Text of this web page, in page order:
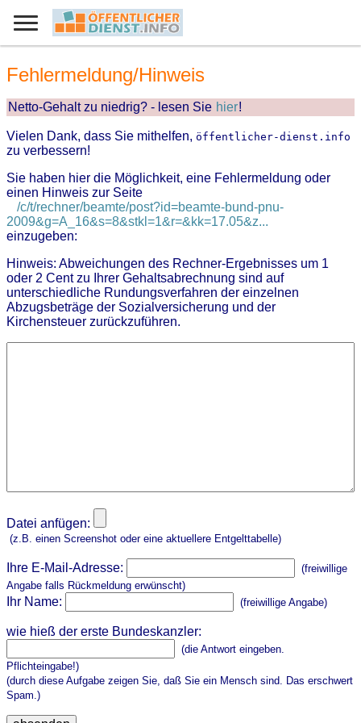
Fehlermeldung/Hinweis
Netto-Gehalt zu niedrig? - lesen Sie hier!
Vielen Dank, dass Sie mithelfen, öffentlicher-dienst.info
zu verbessern!
Sie haben hier die Möglichkeit, eine Fehlermeldung oder
einen Hinweis zur Seite
/c/t/rechner/beamte/post?id=beamte-bund-pnu-
2009&g=A_16&s=8&stkl=1&r=&kk=17.05&z...
einzugeben:
Hinweis: Abweichungen des Rechner-Ergebnisses um 1
oder 2 Cent zu Ihrer Gehaltsabrechnung sind auf
unterschiedliche Rundungsverfahren der einzelnen
Abzugsbeträge der Sozialversicherung und der
Kirchensteuer zurückzuführen.
Datei anfügen:
(z.B. einen Screenshot oder eine aktuellere Entgelttabelle)
Ihre E-Mail-Adresse:
(freiwillige
Angabe falls Rückmeldung erwünscht)
Ihr Name: (freiwillige Angabe)
wie hieß der erste Bundeskanzler:
(die Antwort eingeben.
Pflichteingabe!)
(durch diese Aufgabe zeigen Sie, daß Sie ein Mensch sind. Das erschwert
Spam.)